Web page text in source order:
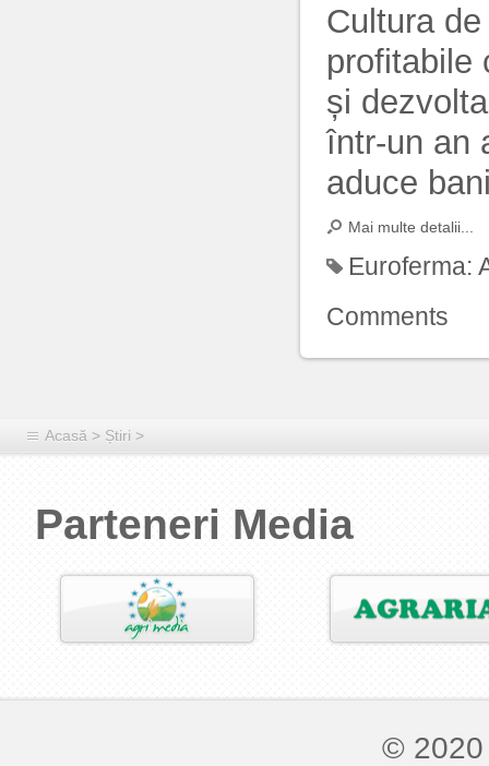
Cultura
profitabile
și
într-un an
aduce
Mai multe detalii...
Euroferma:
Comments
Acasă > Știri >
Parteneri Media
©